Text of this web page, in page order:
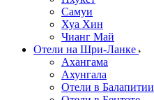
Самуи
Хуа Хин
Чианг Май
Отели на Шри-Ланке
Ахангама
Ахунгала
Отели в Балапитии